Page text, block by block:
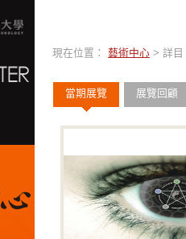
現在位置： 藝術中心 > 詳目
當期展覽 展覽回顧